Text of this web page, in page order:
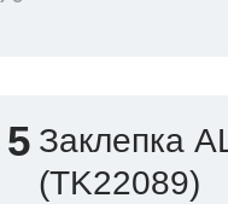
Заклепка
(TK22089)